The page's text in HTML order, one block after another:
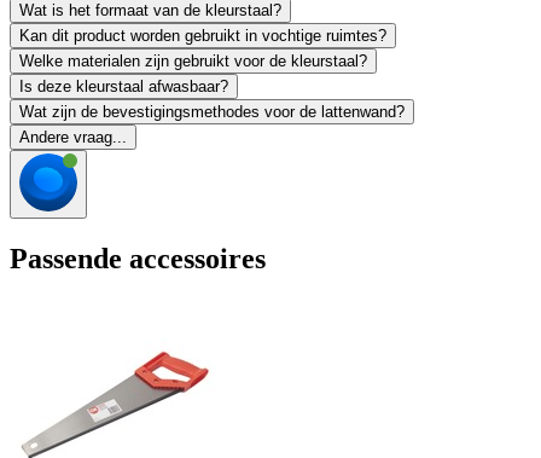
Wat is het formaat van de kleurstaal?
Kan dit product worden gebruikt in vochtige ruimtes?
Welke materialen zijn gebruikt voor de kleurstaal?
Is deze kleurstaal afwasbaar?
Wat zijn de bevestigingsmethodes voor de lattenwand?
Andere vraag...
Passende accessoires